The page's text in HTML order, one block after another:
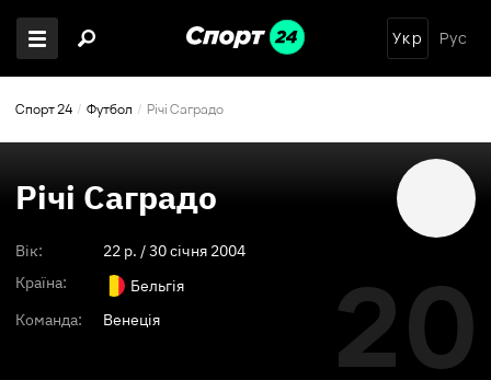
Укр Рус
Спорт 24 Футбол Річі Саградо
Річі Саградо
Вік: 22 p. /30 січня 2004
Країна:
Бельгія
Команда:
Венеція 20